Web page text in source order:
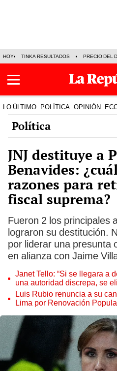
HOY TINKA RESULTADOS PRECIO DEL
LO ÚLTIMO POLÍTICA OPINIÓN
Política
JNJ destituye a
Benavides:
razones para
fiscal suprema?
Fueron 2 los principales
lograron su destitución.
por liderar una presunta
en alianza con Jaime
Janet Tello: “Si se llegara a
una autoridad discrepa, se
judicial”
Luis Rubio renuncia a su
Lima por Renovación